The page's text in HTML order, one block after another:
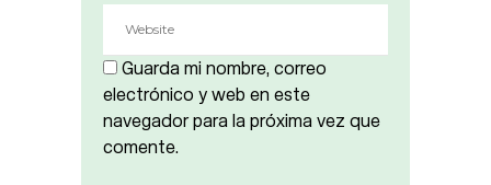
Guarda mi nombre, correo
electrónico y web en este
navegador para la próxima vez que
comente.